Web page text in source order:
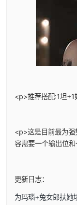
<p>推荐搭配:1坦
<p>这是目前最为
容需要一个输出位
更新日志：
为玛瑙+兔女郎扶她